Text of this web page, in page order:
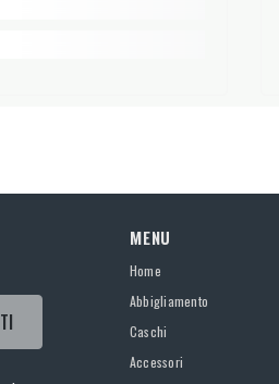
MENU
Home
Abbigliamento
Caschi
Accessori